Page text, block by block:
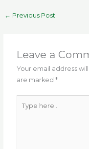
c
o
o
k
it
← Previous Post
Leave a
Your email address
are marked*
here..